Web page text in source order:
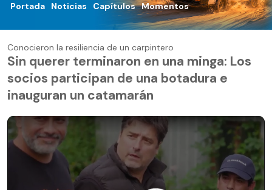
Portada Noticias Capítulos Momentos
Conocieron la resiliencia de un carpintero
Sin querer terminaron en una minga: Los
socios participan de una botadura e
inauguran un catamarán